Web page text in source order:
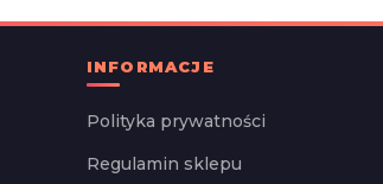
INFORMACJE
Polityka prywatności
Regulamin sklepu